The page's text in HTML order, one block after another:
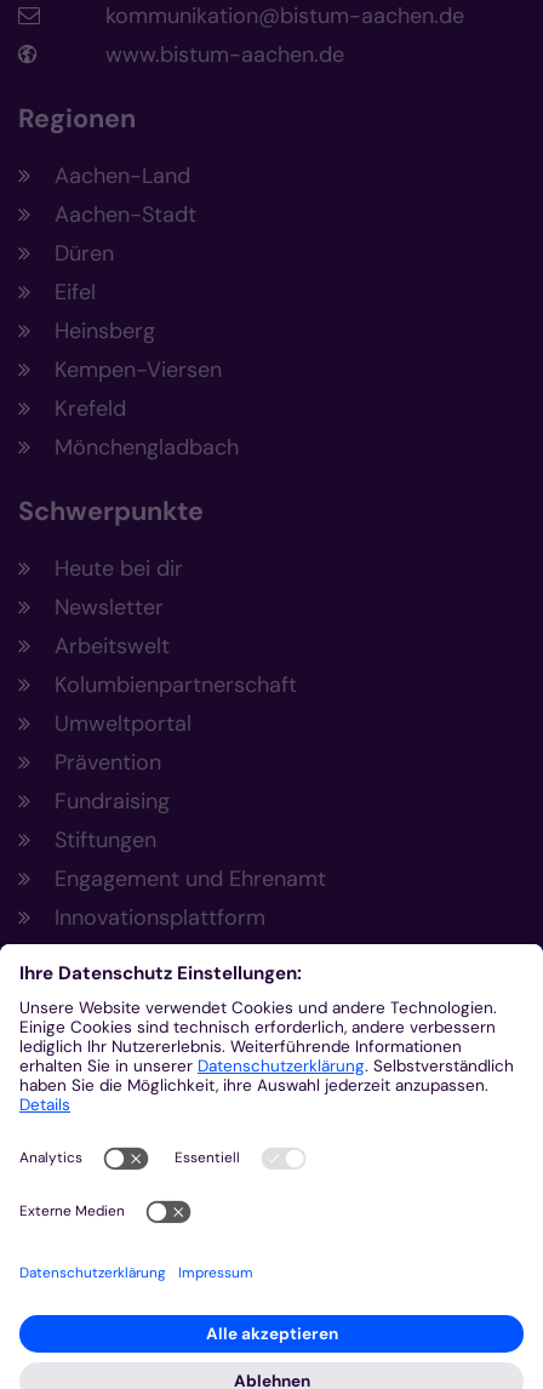
kommunikation@bistum-aachen.de
www.bistum-aachen.de
Regionen
Aachen-Land
Aachen-Stadt
Düren
Eifel
Heinsberg
Kempen-Viersen
Krefeld
Mönchengladbach
Schwerpunkte
Heute bei dir
Newsletter
Arbeitswelt
Kolumbienpartnerschaft
Umweltportal
Prävention
Fundraising
Stiftungen
Engagement und Ehrenamt
Innovationsplattform
Aus der Plattform
Nachrichten
Veranstaltungen
Gottesdienste
Stellenangebote
Kirchenzeitung
Amtsblatt (Kirchlicher Anzeiger)
Rechtsdatenbank
Meldestelle gemäß Hinweisgeberschutzgesetz